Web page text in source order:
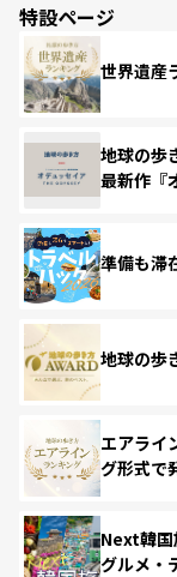
特設ページ
世界遺産
地球の歩
最新作『
準備も滞
地球の歩
エアライ
グ形式で
Next韓国
グルメ・